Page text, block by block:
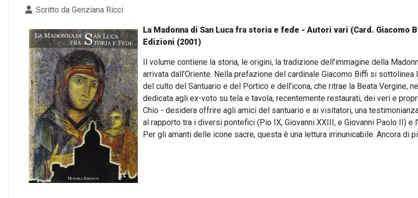
Dettagli
Scritto da Genziana Ricci
La Madonna di San Luca fra storia e fede - Autori vari (Card.
Edizioni (2001)
Il volume contiene la storia, le origini, la tradizione dell’immagine della
arrivata dall’Oriente. Nella prefazione del cardinale Giacomo Biffi si
del culto del Santuario e del Portico e dell’icona, che ritrae la Beata Vergine,
dedicata agli ex-voto su tela e tavola, recentemente restaurati, dei veri e
Chio - desidera offrire agli amici del santuario e ai visitatori, una
al rapporto tra i diversi pontefici (Pio IX, Giovanni XXIII, e Giovanni Paolo II) e
Per gli amanti delle icone sacre, questa è una lettura irrinunicabile. Ancora di